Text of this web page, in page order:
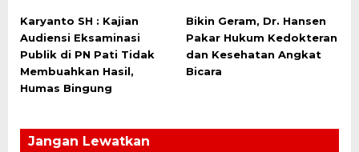
Karyanto SH : Kajian
Audiensi Eksaminasi
Publik di PN Pati Tidak
Membuahkan Hasil,
Humas Bingung
Bikin Geram, Dr. Hansen
Pakar Hukum Kedokteran
dan Kesehatan Angkat
Bicara
Jangan Lewatkan